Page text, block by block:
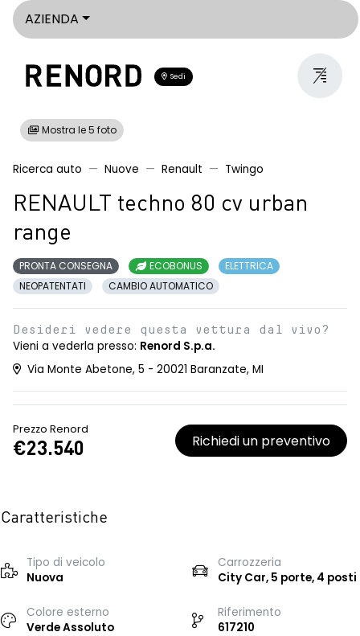
AZIENDA
Sedi
Mostra le 5 foto
Ricerca auto Nuove Renault Twingo
RENAULT techno 80 cv urban
range
PRONTA CONSEGNA ECOBONUS
ELETTRICA
NEOPATENTATI
CAMBIO AUTOMATICO
Desideri vedere questa vettura dal vivo?
Vieni a vederla presso: Renord S.p.a.
Via Monte Abetone, 5 - 20021 Baranzate, MI
Prezzo Renord
€23.540 Richiedi un preventivo
Caratteristiche
Tipo di veicolo
Nuova
Carrozzeria
City Car, 5 porte, 4 posti
Colore esterno
Verde Assoluto
Riferimento
617210